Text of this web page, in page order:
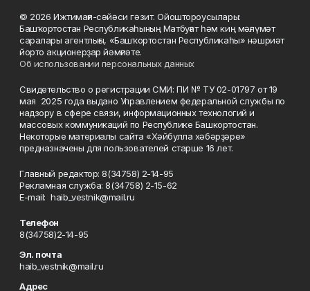
© 2026 Ижтимағи-сәйәси гәзит. Ойоштороусылары:
Башҡортостан Республикаһының Матбуғат һәм киң мәғлүмәт
саралары агентлығы, «Башҡортостан Республикаһы» нәшриәт
йорто акционерҙар йәмғиәте.
Об использовании персональных данных
Свидетельство о регистрации СМИ: ПИ № ТУ 02-01797 от 19
мая 2025 года выдано Управлением федеральной службы по
надзору в сфере связи, информационных технологий и
массовых коммуникаций по Республике Башкортостан.
Некоторые материалы сайта «Хәйбулла хәбәрҙәре»
предназначены для пользователей старше 16 лет.
Главный редактор: 8(34758) 2-14-95
Рекламная служба: 8(34758) 2-15-62
Е-mаil: haib_vestnik@mail.ru
Телефон
8(34758)2-14-95
Эл. почта
haib_vestnik@mail.ru
Адрес